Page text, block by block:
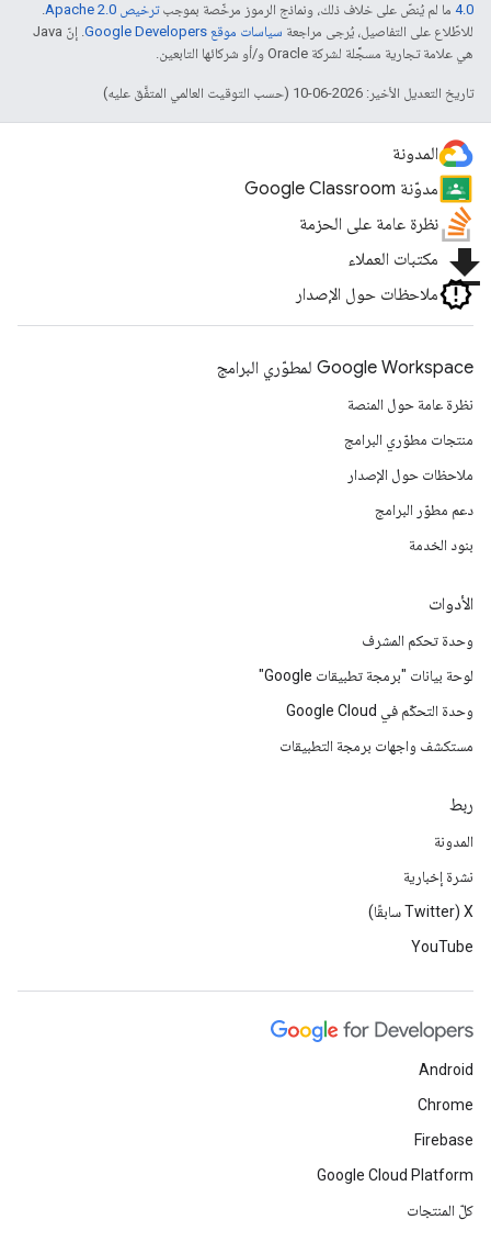
4.0‏ ما لم يُنصّ على خلاف ذلك، ونماذج الرموز مرخّصة بموجبترخيص Apache 2.0‏
.
للاطّلاع على التفاصيل، يُرجى مراجعة سياسات موقع Google Developers‏
. إنّ Java
هي علامة تجارية مسجَّلة لشركة Oracle و/أو شركائها التابعين.
تاريخ التعديل الأخير: 2026-06-10 (حسب التوقيت العالمي المتفَّق عليه)
المدونة
مدوّنة Google Classroom
نظرة عامة على الحزمة
file_download مكتبات العملاء
ملاحظات حول الإصدار
Google Workspace لمطوّري البرامج
نظرة عامة حول المنصة
منتجات مطوّري البرامج
ملاحظات حول الإصدار
دعم مطوّر البرامج
بنود الخدمة
الأدوات
وحدة تحكم المشرف
لوحة بيانات "برمجة تطبيقات Google"
وحدة التحكّم في Google Cloud
مستكشف واجهات برمجة التطبيقات
ربط
المدونة
نشرة إخبارية
‫X ‏(Twitter سابقًا)
YouTube
Android
Chrome
Firebase
Google Cloud Platform
كلّ المنتجات